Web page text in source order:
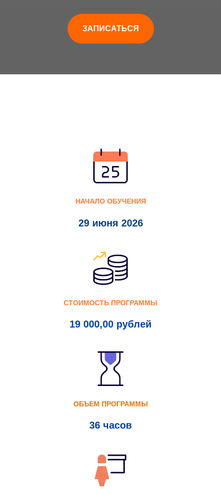
ЗАПИСАТЬСЯ
НАЧАЛО ОБУЧЕНИЯ
29 июня 2026
СТОИМОСТЬ ПРОГРАММЫ
19 000,00 рублей
ОБЪЕМ ПРОГРАММЫ
36 часов